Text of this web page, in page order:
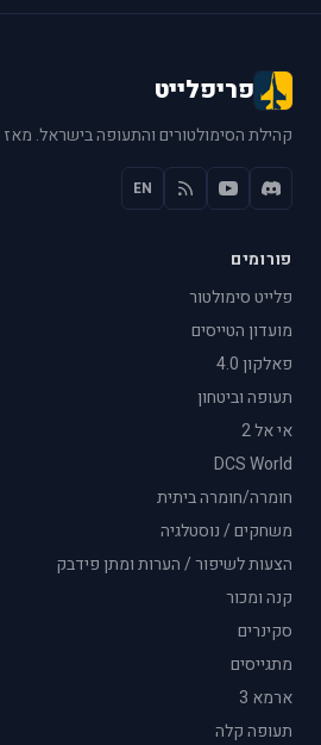
פריפלייט
קהילת הסימולטורים והתעופה בישראל. מאז 2005.
EN
פורומים
פלייט סימולטור
מועדון הטייסים
פאלקון 4.0
תעופה וביטחון
אי אל 2
DCS World
חומרה/חומרה ביתית
משחקים / נוסטלגיה
הצעות לשיפור / הערות ומתן פידבק
קנה ומכור
סקינרים
מתגייסים
ארמא 3
תעופה קלה